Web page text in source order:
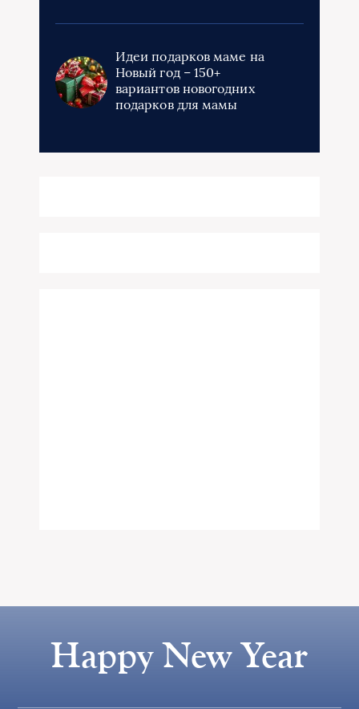
Идеи подарков маме на
Новый год – 150+
вариантов новогодних
подарков для мамы
Happy New Year